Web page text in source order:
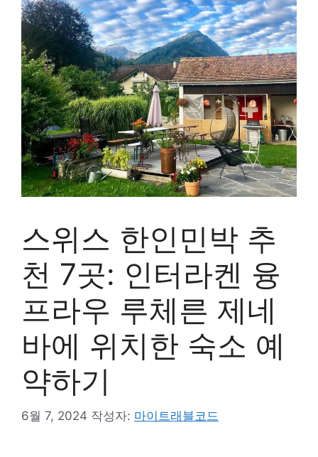
스위스 한인민박 추
천 7곳: 인터라켄 융
프라우 루체른 제네
바에 위치한 숙소 예
약하기
6월 7, 2024 작성자: 마이트래블코드